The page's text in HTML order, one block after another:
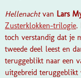
Hellenacht van Lars
Zusterklokken-trilogie.
toch verstandig dat je
tweede deel leest en
teruggeblikt naar een
uitgebreid